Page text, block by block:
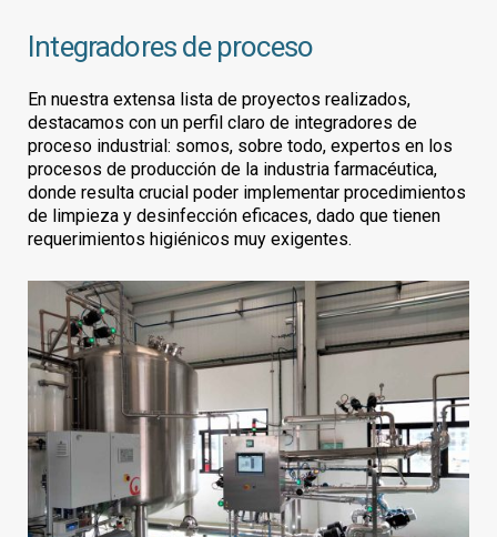
Integradores de proceso
En nuestra extensa lista de proyectos realizados,
destacamos con un perfil claro de integradores de
proceso industrial: somos, sobre todo, expertos en los
procesos de producción de la industria farmacéutica,
donde resulta crucial poder implementar procedimientos
de limpieza y desinfección eficaces, dado que tienen
requerimientos higiénicos muy exigentes.